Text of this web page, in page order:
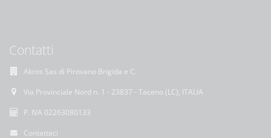
Contatti
Akros Sas di Pirovano Brigida e C.
Via Provinciale Nord n. 1 - 23837 - Taceno (LC), ITALIA
P. IVA 02263080133
Contattaci